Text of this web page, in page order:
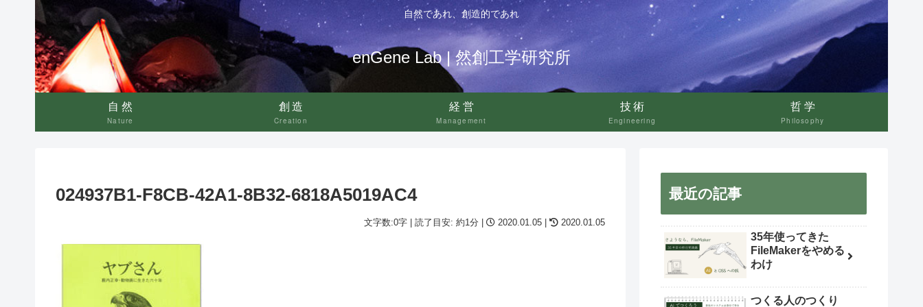
自然であれ、創造的であれ
enGene Lab | 然創工学研究所
自然
Nature
創造
Creation
経営
Management
技術
Engineering
哲学
Philosophy
024937B1-F8CB-42A1-8B32-6818A5019AC4
文字数:0字 | 読了目安: 約1分 | 2020.01.05 | 2020.01.05
最近の記事
35年使ってきた
FileMakerをやめる
わけ
つくる人のつくり